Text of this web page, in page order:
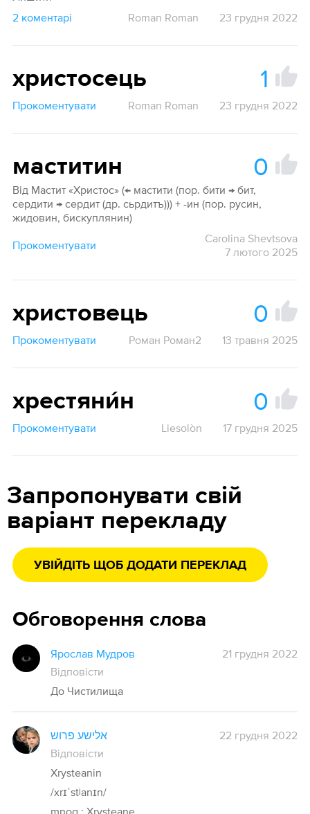
2 коментарі
Roman Roman 23 грудня 2022
христосець 1
Прокоментувати Roman Roman 23 грудня 2022
маститин 0
Від Мастит «Христос» (← мастити (пор. бити → бит,
сердити → сердит (др. сьрдитъ))) + -ин (пор. русин,
жидовин, бискуплянин)
Прокоментувати
Carolina Shevtsova
7 лютого 2025
христовець 0
Прокоментувати Роман Роман2 13 травня 2025
хрестяни́н 0
Прокоментувати Liesolòn 17 грудня 2025
Запропонувати свій
варіант перекладу
УВІЙДІТЬ ЩОБ ДОДАТИ ПЕРЕКЛАД
Обговорення слова
Ярослав Мудров
21 грудня 2022
Відповісти
До Чистилища
אלישע פרוש
22 грудня 2022
Відповісти
Xrysteanin
/xrɪˈstʲanɪn/